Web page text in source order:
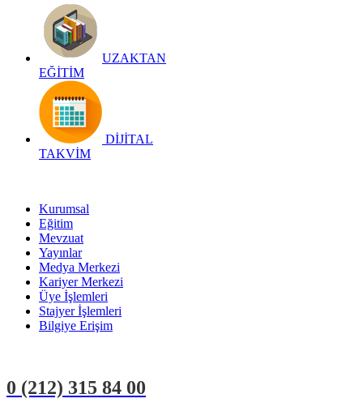
UZAKTAN
EĞİTİM
DİJİTAL
TAKVİM
Kurumsal
Eğitim
Mevzuat
Yayınlar
Medya Merkezi
Kariyer Merkezi
Üye İşlemleri
Stajyer İşlemleri
Bilgiye Erişim
0 (212) 315 84 00